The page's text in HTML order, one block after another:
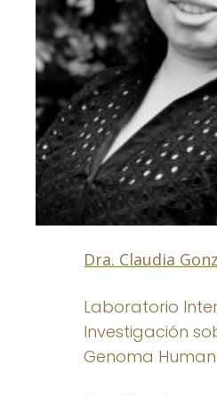
Dra. Claudia
Laboratorio
Investigación
Genoma